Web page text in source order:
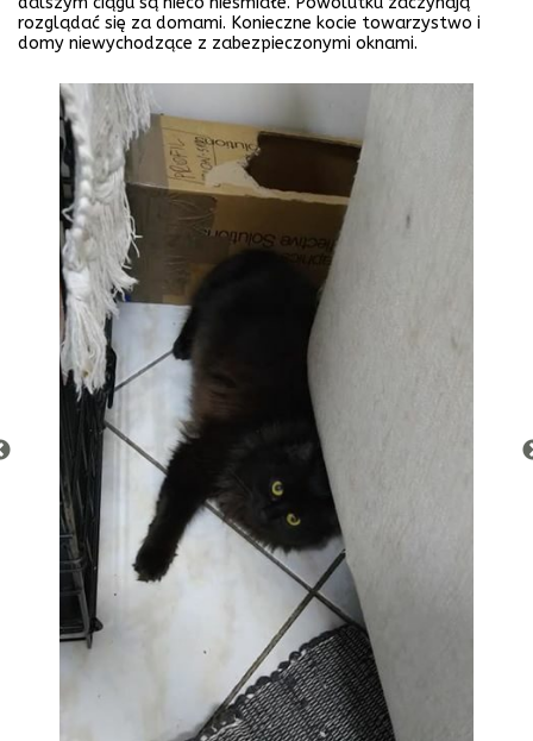
rozglądać się za domami. Konieczne kocie towarzystwo i
domy niewychodzące z zabezpieczonymi oknami.